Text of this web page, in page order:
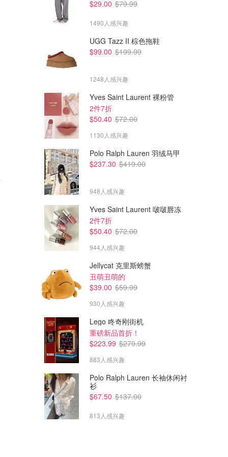
$707.00
Vivienne Westwood 芭蕾鞋
$114.00
鞋 冬季款
$29.00 $79.99
1490人感兴趣
UGG Tazz II 棕色拖鞋
$99.00 $199.99
1248人感兴趣
Yves Saint Laurent 裸粉管
2件7折
$50.40 $72.00
1130人感兴趣
Polo Ralph Lauren 羽绒马甲
$237.30 $419.00
948人感兴趣
Yves Saint Laurent 啵啵唇冻
2件7折
$50.40 $72.00
944人感兴趣
Jellycat 克里斯螃蟹
丑萌丑萌的
$39.00 $59.99
930人感兴趣
Lego 咚奇刚街机
重磅新品首折！
$223.99 $279.99
883人感兴趣
Polo Ralph Lauren 长袖休闲衬
衫
$67.50 $137.00
813人感兴趣